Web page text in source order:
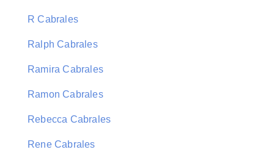
R Cabrales
Ralph Cabrales
Ramira Cabrales
Ramon Cabrales
Rebecca Cabrales
Rene Cabrales